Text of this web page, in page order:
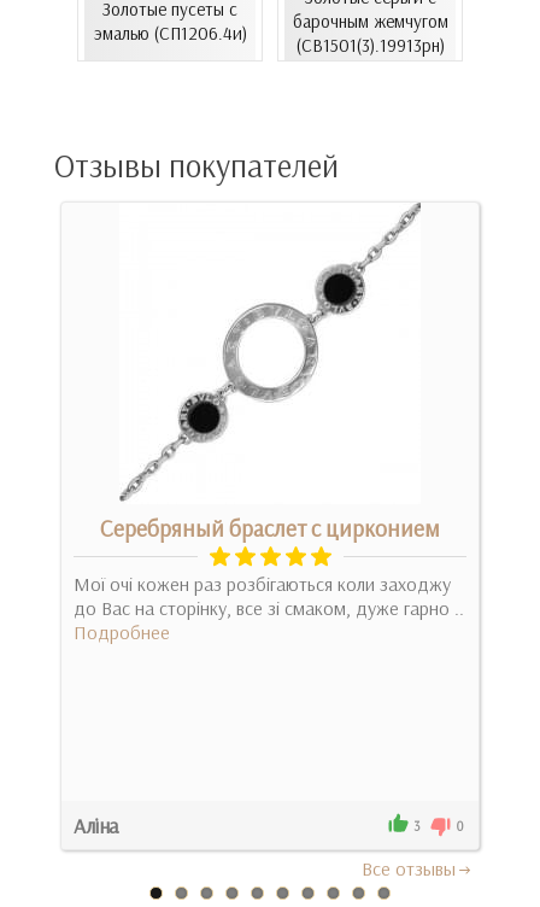
Золотые пусеты с
эмалью (СП1206.4и)
барочным жемчугом
(СВ1501(3).19913рн)
Отзывы покупателей
Серебряный браслет с цирконием
Мої очі кожен раз розбігаються коли заходжу
до Вас на сторінку, все зі смаком, дуже гарно ..
Подробнее
Аліна 3 0
Все отзывы